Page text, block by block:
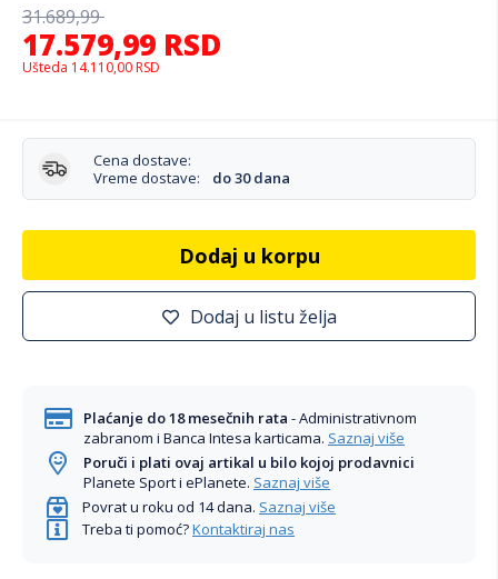
17.579,99 RSD
31.689,99
Ušteda 14.110,00 RSD
Cena dostave:
Vreme dostave:
do 30 dana
Dodaj u korpu
Dodaj u listu želja
Plaćanje do 18 mesečnih rata - Administrativnom
zabranom i Banca Intesa karticama. Saznaj više
Poruči i plati ovaj artikal u bilo kojoj prodavnici
Planete Sport i ePlanete. Saznaj više
Povrat u roku od 14 dana. Saznaj više
Treba ti pomoć?Kontaktiraj nas